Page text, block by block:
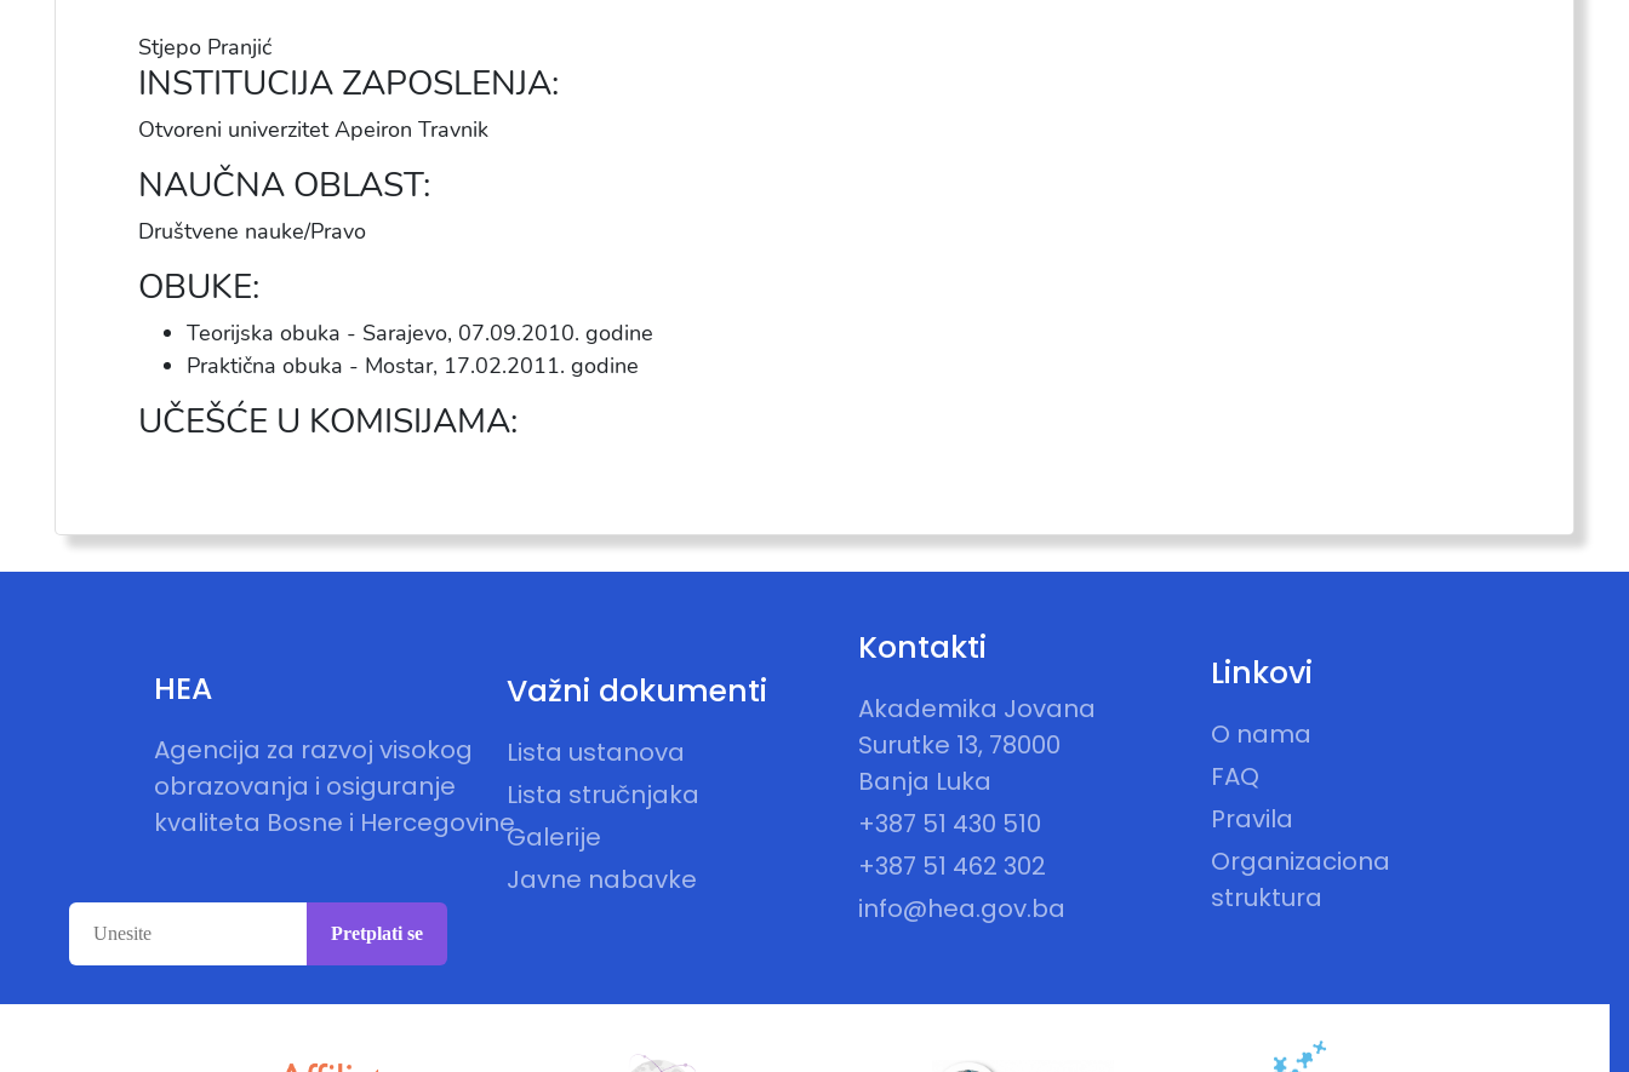
Stjepo Pranjić
INSTITUCIJA ZAPOSLENJA:
Otvoreni univerzitet Apeiron Travnik
NAUČNA OBLAST:
Društvene nauke/Pravo
OBUKE:
Teorijska obuka - Sarajevo, 07.09.2010. godine
Praktična obuka - Mostar, 17.02.2011. godine
UČEŠĆE U KOMISIJAMA:
HEA
Agencija za razvoj visokog
obrazovanja i osiguranje
kvaliteta Bosne i Hercegovine
Važni dokumenti
Lista ustanova
Lista stručnjaka
Galerije
Javne nabavke
Kontakti
Akademika Jovana
Surutke 13, 78000
Banja Luka
+387 51 430 510
+387 51 462 302
info@hea.gov.ba
Linkovi
O nama
FAQ
Pravila
Organizaciona
struktura
Pretplati se